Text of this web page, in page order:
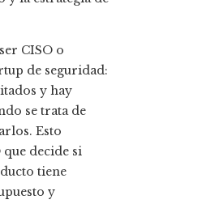
CISO o
de seguridad:
y hay
se trata de
Esto
que decide si
tiene
y